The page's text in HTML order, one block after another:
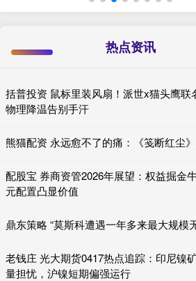
热点资讯
括普投资 鼠标里装风扇！派世x猫头鹰联
物理降温告别手汗
熊猫配资 永远愈不了的痛：《笺断红尘
配股宝 券商资管2026年展望：权益掘金
元配置凸显价值
鼎东策略 “莫斯科遭遇一年多来最大规模
老钱庄 光大期货0417热点追踪：印尼镍
量担忧，沪镍短期偏强运行